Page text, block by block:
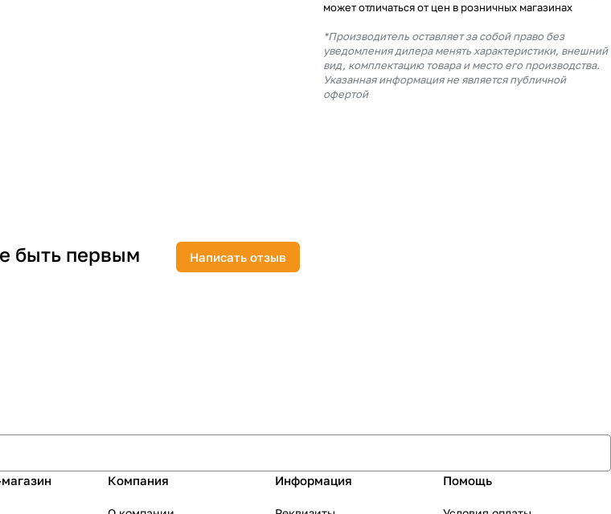
может отличаться от цен в розничных магазинах
*Производитель оставляет за собой право без
уведомления дилера менять характеристики, внешний
вид, комплектацию товара и место его производства.
Указанная информация не является публичной
офертой
быть первым Написать отзыв
Компания Информация Помощь
раз в 2 недели